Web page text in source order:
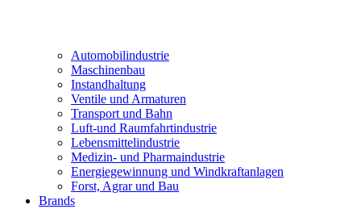
Automobilindustrie
Maschinenbau
Instandhaltung
Ventile und Armaturen
Transport und Bahn
Luft-und Raumfahrtindustrie
Lebensmittelindustrie
Medizin- und Pharmaindustrie
Energiegewinnung und Windkraftanlagen
Forst, Agrar und Bau
Brands